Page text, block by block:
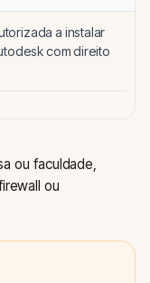
a instalar
com direito
ou faculdade,
ou